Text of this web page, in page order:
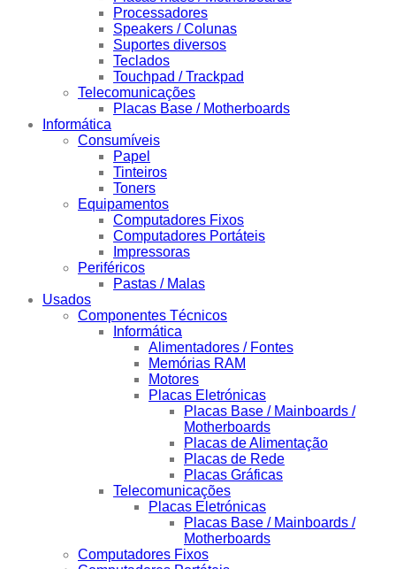
Processadores
Speakers / Colunas
Suportes diversos
Teclados
Touchpad / Trackpad
Telecomunicações
Placas Base / Motherboards
Informática
Consumíveis
Papel
Tinteiros
Toners
Equipamentos
Computadores Fixos
Computadores Portáteis
Impressoras
Periféricos
Pastas / Malas
Usados
Componentes Técnicos
Informática
Alimentadores / Fontes
Memórias RAM
Motores
Placas Eletrónicas
Placas Base / Mainboards /
Motherboards
Placas de Alimentação
Placas de Rede
Placas Gráficas
Telecomunicações
Placas Eletrónicas
Placas Base / Mainboards /
Motherboards
Computadores Fixos